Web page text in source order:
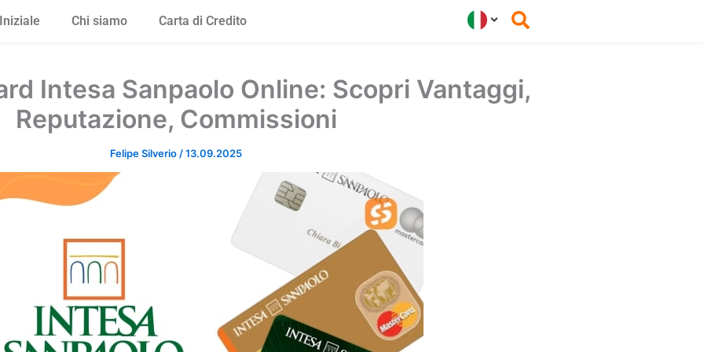
Iniziale Chi siamo Carta di Credito
Intesa Sanpaolo Online: Scopri Vantaggi,
Reputazione, Commissioni
Felipe Silverio /13.09.2025